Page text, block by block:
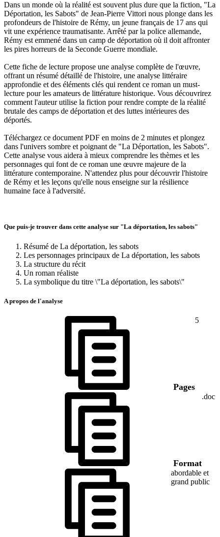
Dans un monde où la réalité est souvent plus dure que la fiction, "La
Déportation, les Sabots" de Jean-Pierre Vittori nous plonge dans les
profondeurs de l'histoire de Rémy, un jeune français de 17 ans qui
vit une expérience traumatisante. Arrêté par la police allemande,
Rémy est emmené dans un camp de déportation où il doit affronter
les pires horreurs de la Seconde Guerre mondiale.
Cette fiche de lecture propose une analyse complète de l'œuvre,
offrant un résumé détaillé de l'histoire, une analyse littéraire
approfondie et des éléments clés qui rendent ce roman un must-
lecture pour les amateurs de littérature historique. Vous découvrirez
comment l'auteur utilise la fiction pour rendre compte de la réalité
brutale des camps de déportation et des luttes intérieures des
déportés.
Téléchargez ce document PDF en moins de 2 minutes et plongez
dans l'univers sombre et poignant de "La Déportation, les Sabots".
Cette analyse vous aidera à mieux comprendre les thèmes et les
personnages qui font de ce roman une œuvre majeure de la
littérature contemporaine. N'attendez plus pour découvrir l'histoire
de Rémy et les leçons qu'elle nous enseigne sur la résilience
humaine face à l'adversité.
Que puis-je trouver dans cette analyse sur "La déportation, les sabots"
Résumé de La déportation, les sabots
Les personnages principaux de La déportation, les sabots
La structure du récit
Un roman réaliste
La symbolique du titre \"La déportation, les sabots\"
A propos de l'analyse
Pages
5
Format
.doc
abordable et
grand public